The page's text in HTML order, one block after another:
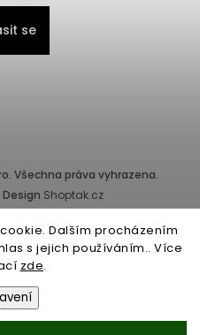
Dalším procházením
s jejich používáním.. Více
zde.
se
. Všechna práva vyhrazena.
Design Shoptak.cz
s.r.o., IČ: 25155822, Pernerova
186 00 Praha.
rejstříku vedeném Městským
C, vložka 87218.